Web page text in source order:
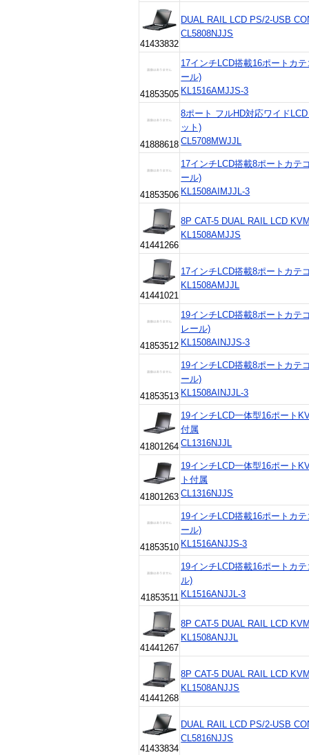
41433832
DUAL RAIL LCD PS/2-USB
CL5808NJJS
41853505
17インチLCD搭載16ポートカ
ール)
KL1516AMJJS-3
41888618
8ポート フルHD対応ワイド
ット)
CL5708MWJJL
41853506
17インチLCD搭載8ポートカテ
ール)
KL1508AIMJJL-3
41441266
8P CAT-5 DUAL RAIL LCD
KL1508AMJJS
41441021
17インチLCD搭載8ポートカテ
KL1508AMJJL
41853512
19インチLCD搭載8ポートカテ
レール)
KL1508AINJJS-3
41853513
19インチLCD搭載8ポートカテ
ール)
KL1508AINJJL-3
41801264
19インチLCD一体型16ポート
付属
CL1316NJJL
41801263
19インチLCD一体型16ポート
ト付属
CL1316NJJS
41853510
19インチLCD搭載16ポートカ
ール)
KL1516ANJJS-3
41853511
19インチLCD搭載16ポートカ
ル)
KL1516ANJJL-3
41441267
8P CAT-5 DUAL RAIL LCD
KL1508ANJJL
41441268
8P CAT-5 DUAL RAIL LCD
KL1508ANJJS
41433834
DUAL RAIL LCD PS/2-USB
CL5816NJJS